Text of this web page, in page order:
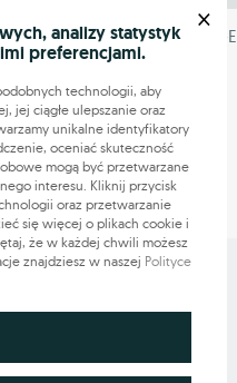
dam prace kierowca Kat C+E
10000 - 12000 PLN
Dąbrowa Górnicza 31.07.2026
Strefa HR-owca
analizy statystyk
preferencjami.
technologii, aby
jej ciągłe ulepszanie oraz
unikalne identyfikatory
oceniać skuteczność
mogą być przetwarzane
interesu. Kliknij przycisk
oraz przetwarzanie
się więcej o plikach cookie i
że w każdej chwili możesz
znajdziesz w naszej Polityce
w zapewnieniu
×